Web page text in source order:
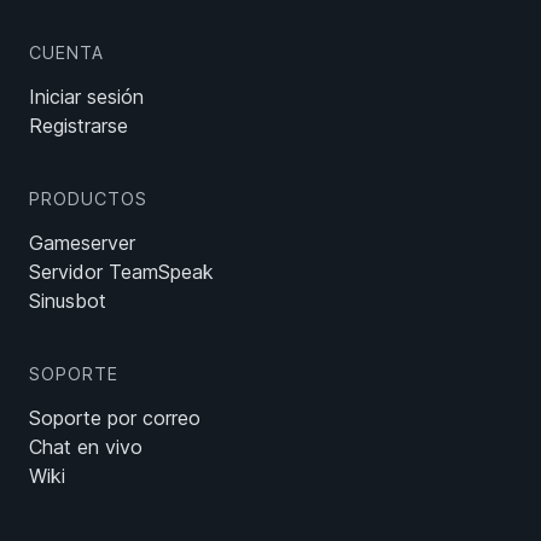
CUENTA
Iniciar sesión
Registrarse
PRODUCTOS
Gameserver
Servidor TeamSpeak
Sinusbot
SOPORTE
Soporte por correo
Chat en vivo
Wiki